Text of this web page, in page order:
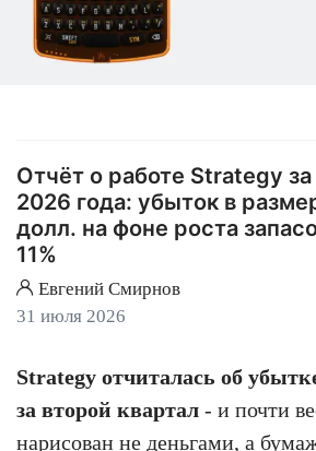
Отчёт о работе Strategy за
2026 года: убыток в
долл. на фоне роста
11%
Евгений Смирнов
31 июля 2026
Strategy отчиталась об
за второй квартал - и почти
нарисован не деньгами, а